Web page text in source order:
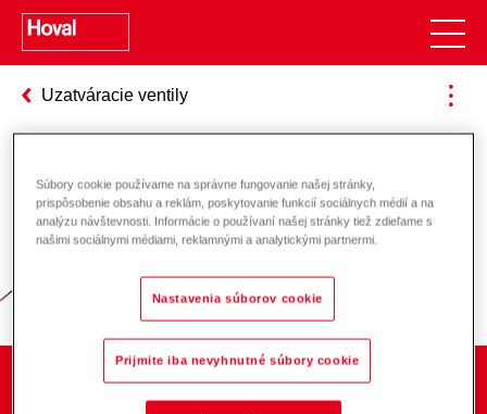
Uzatváracie ventily
Zodpovednosť za energiu a životné
prostredie
O spoločnosti
Súbory cookie používame na správne fungovanie našej stránky,
prispôsobenie obsahu a reklám, poskytovanie funkcií sociálnych médií a na
analýzu návštevnosti. Informácie o používaní našej stránky tiež zdieľame s
našimi sociálnymi médiami, reklamnými a analytickými partnermi.
Nastavenia súborov cookie
Prijmite iba nevyhnutné súbory cookie